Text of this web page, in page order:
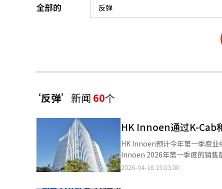
全部的
‘反弹’ 新闻 60个
HK Innoen通过K-Cab
HK Innoen预计今年第一季度业绩将
Innoen 2026年第一季度的销售
17.5%。这主要得益于ETC业务部的持续增长。 业绩的主要推动力是胃食管反
2026-04-16 15:03:00